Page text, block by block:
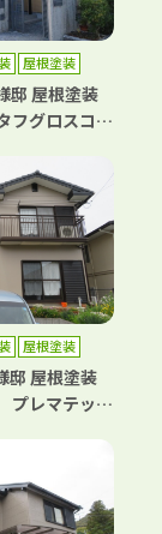
屋根塗装
邸 屋根塗装
フグロスコー
の美観長持
屋根塗装
邸 屋根塗装
プレマテック
高耐久仕